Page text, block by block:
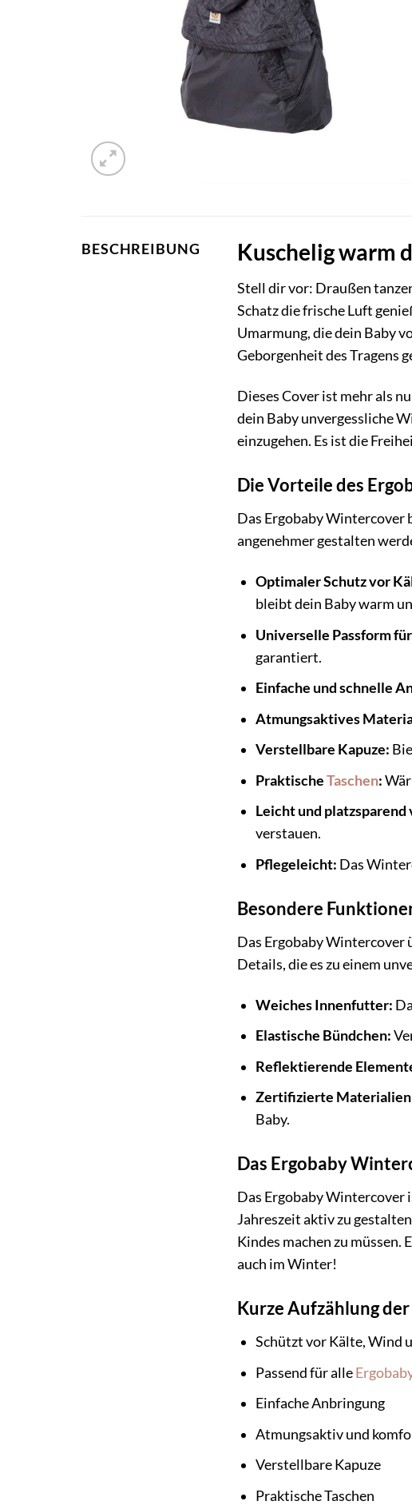
BESCHREIBUNG Kuschelig warm
Stell dir vor: Draußen
Schatz die frische Luft
Umarmung, die dein Baby
Geborgenheit des Tragens
Dieses Cover ist mehr als
dein Baby unvergessliche
einzugehen. Es ist die
Die Vorteile des
Das Ergobaby Wintercover
angenehmer gestalten
Optimaler Schutz vor
bleibt dein Baby warm
Universelle Passform
garantiert.
Einfache und schnelle
Atmungsaktives
Verstellbare Kapuze:
PraktischeTaschen:
Leicht und platzsparend
verstauen.
Pflegeleicht: Das
Besondere
Das Ergobaby Wintercover
Details, die es zu einem
Weiches Innenfutter:
Elastische Bündchen:
Reflektierende
Zertifizierte
Baby.
Das Ergobaby
Das Ergobaby Wintercover
Jahreszeit aktiv zu
Kindes machen zu müssen.
auch im Winter!
Kurze Aufzählung
Schützt vor Kälte, Wind
Passend für alle
Einfache Anbringung
Atmungsaktiv und
Verstellbare Kapuze
Praktische Taschen